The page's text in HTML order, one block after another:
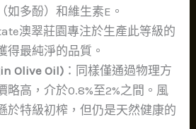
如多酚）和維生素E。
澳翠莊園專注於生產此等級的
得最純淨的品質。
Olive Oil) ：同樣僅通過物理方
略高，介於0.8%至2%之間。風
於特級初榨，但仍是天然健康的